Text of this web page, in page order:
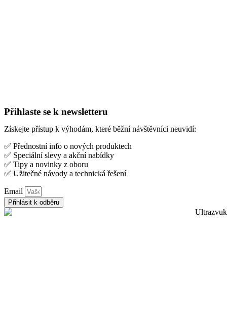
Přihlaste se k newsletteru
Získejte přístup k výhodám, které běžní návštěvníci neuvidí:
✅ Přednostní info o nových produktech
✅ Speciální slevy a akční nabídky
✅ Tipy a novinky z oboru
✅ Užitečné návody a technická řešení
Email
Přihlásit k odběru